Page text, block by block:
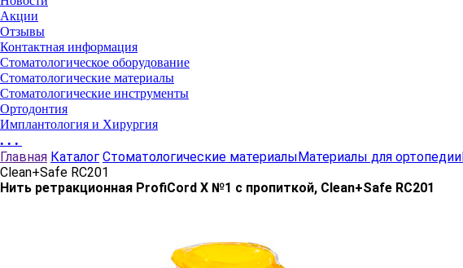
Акции
Отзывы
Контактная информация
Стоматологическое оборудование
Стоматологические материалы
Стоматологические инструменты
Ортодонтия
Имплантология и Хирургия
...
Главная Каталог Стоматологические материалы Материалы для ортопедии
Clean+Safe RC201
Нить ретракционная ProfiCord X №1 с пропиткой, Clean+Safe RC201